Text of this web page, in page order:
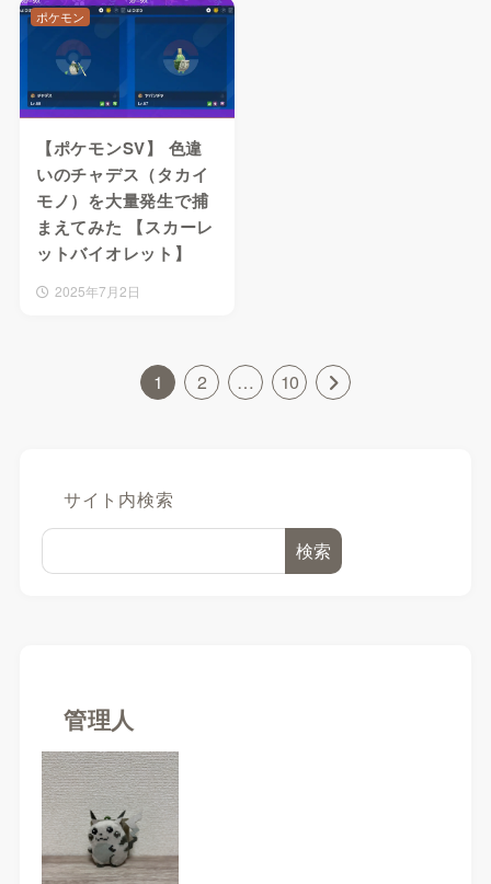
【ポケモンSV】 色違
いのチャデス（タカイ
モノ）を大量発生で捕
まえてみた 【スカーレ
ットバイオレット】
2025年7月2日
ポケモン
1 2 … 10
サイト内検索
検索
管理人